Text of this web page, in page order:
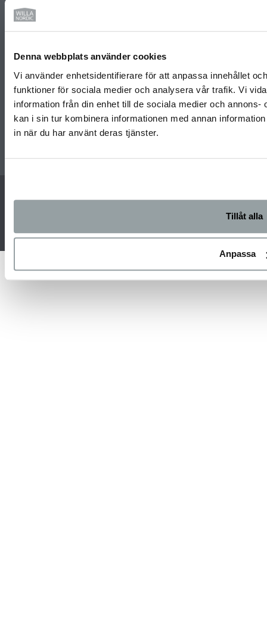
Denna webbplats använder cookies
Vi använder enhetsidentifierare för att anpassa innehållet
funktioner för sociala medier och analysera vår trafik. Vi
information från din enhet till de sociala medier och
kan i sin tur kombinera informationen med annan
in när du har använt deras tjänster.
Tillåt alla
Anpassa
Till nyhetsarkivet »